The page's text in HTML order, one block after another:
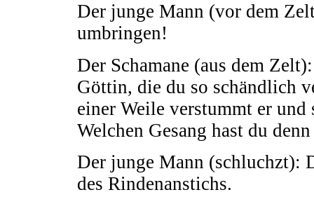
Der junge Mann (vor dem
umbringen!
Der Schamane (aus dem
Göttin, die du so schändlich
einer Weile verstummt er
Welchen Gesang hast du
Der junge Mann (schluchzt):
des Rindenanstichs.